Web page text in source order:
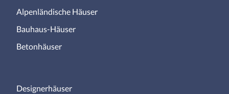
Alpenländische Häuser
Bauhaus-Häuser
Betonhäuser
Designerhäuser